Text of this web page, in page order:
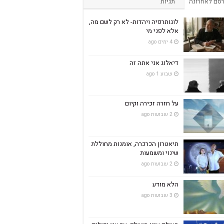
לוגותרפיה ויהדות- לא רק לשם מה,
אלא לפני מי
4 ימים ago
דיאלוג אני אתה זה
שבוע 1 ago
על חזרה זכירה וקיום
2 שבועות ago
תיאטרון הכרכרה, אומנות מחוללת
שינוי ומשמעות
2 שבועות ago
הלא מודע
3 שבועות ago